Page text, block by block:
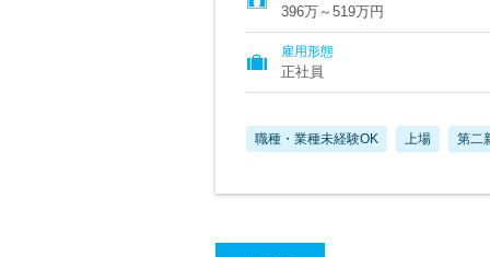
396万～519万円
雇用形態
正社員
職種・業種未経験OK 上場 第二